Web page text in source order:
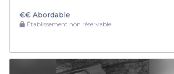
€€ Abordable
Établissement non réservable